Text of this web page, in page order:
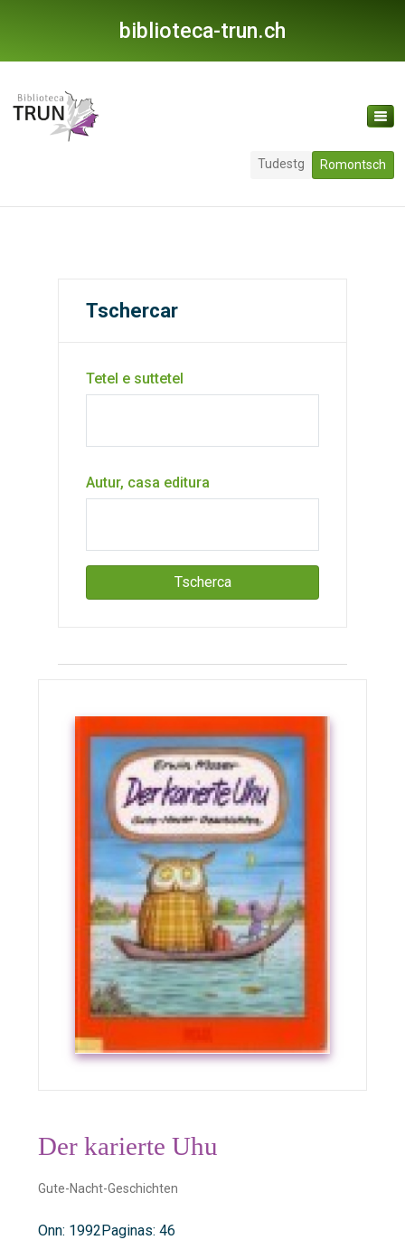
biblioteca-trun.ch
Tudestg Romontsch
Tschercar
Tetel e suttetel
Autur, casa editura
Tscherca
Der karierte Uhu
Gute-Nacht-Geschichten
Onn: 1992Paginas: 46